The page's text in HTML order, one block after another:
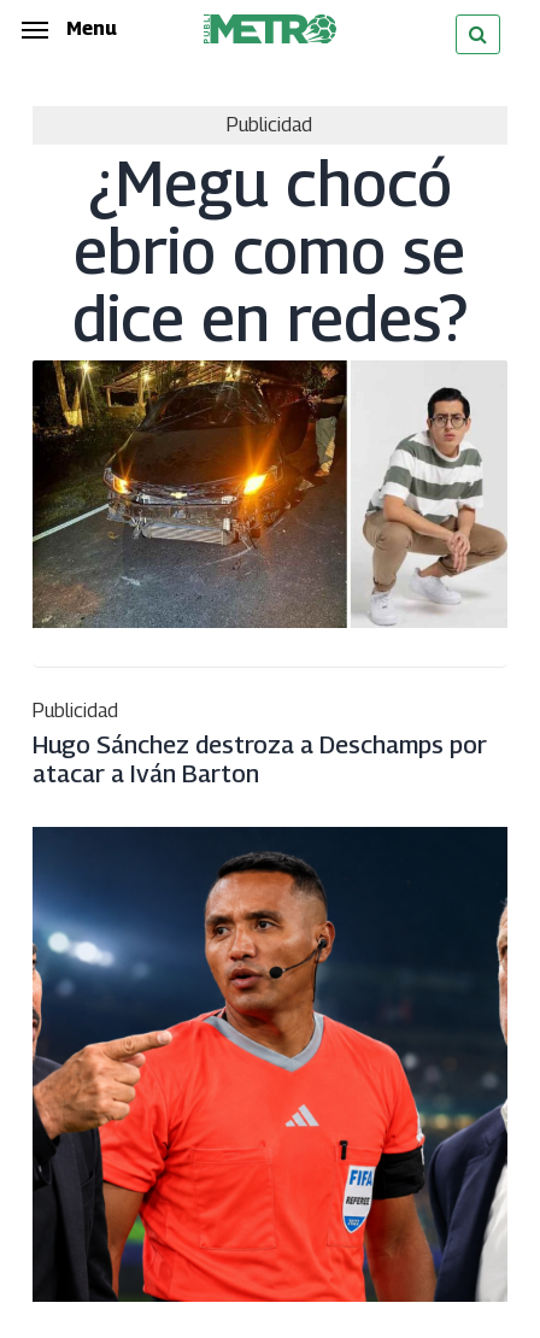
Skip
Menu
Publicidad
¿Megu chocó
ebrio como se
dice en redes?
Publicidad
Hugo Sánchez destroza a Deschamps por
atacar a Iván Barton
Menu